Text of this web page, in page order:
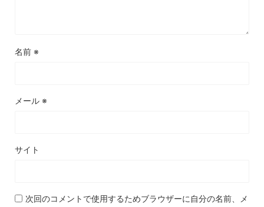
名前 ※
メール ※
サイト
次回のコメントで使用するためブラウザーに自分の名前、メ